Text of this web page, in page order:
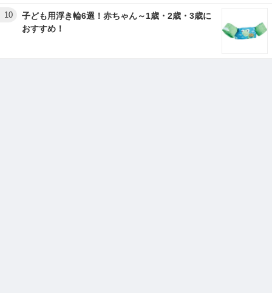
10
子ども用浮き輪6選！赤ちゃん～1歳・2歳・3歳に
おすすめ！